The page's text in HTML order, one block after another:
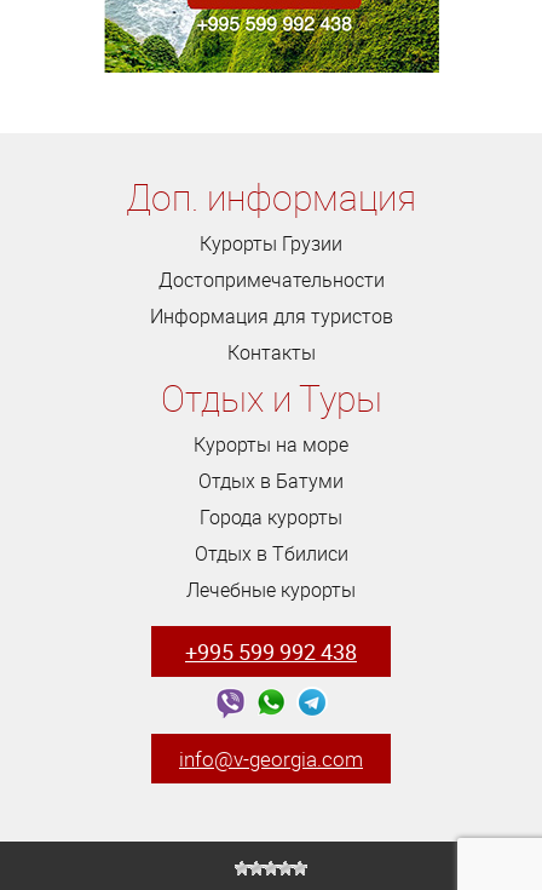
Доп. информация
Курорты Грузии
Достопримечательности
Информация для туристов
Контакты
Отдых и Туры
Курорты на море
Отдых в Батуми
Города курорты
Отдых в Тбилиси
Лечебные курорты
+995 599 992 438
info@v-georgia.com